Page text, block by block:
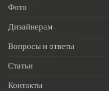
Фото
Дизайнерам
Вопросы и ответы
Статьи
Контакты